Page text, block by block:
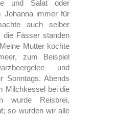
und Salat oder
Johanna immer für
auch selber
die Fässer standen
Mutter kochte
zum Beispiel
und
Sonntags. Abends
Milchkessel bei die
wurde Reisbrei,
so wurden wir alle